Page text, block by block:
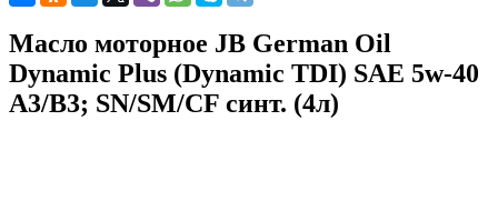
Масло моторное JB German Oil
Dynamic Plus (Dynamic TDI) SAE 5w-40
A3/B3; SN/SM/CF синт. (4л)